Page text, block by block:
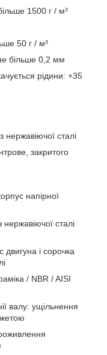
1500 г / м³
50 г / м³
більше 0,2 мм
рідини: +35
нержавіючої сталі
закритого
напірної
нержавіючої сталі
двигуна і сорочка
/ NBR / AISI
валу: ущільнення